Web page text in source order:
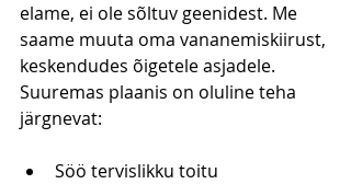
elame, ei ole sõltuv geenidest. Me
saame muuta oma vananemiskiirust,
keskendudes õigetele asjadele.
Suuremas plaanis on oluline teha
järgnevat:
Söö tervislikku toitu